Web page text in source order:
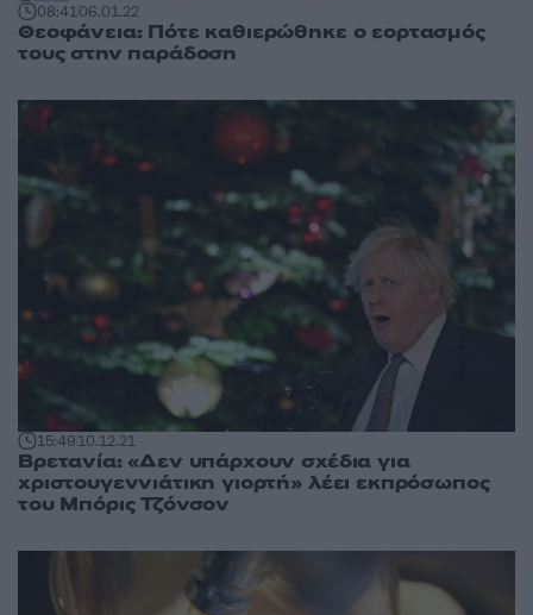
08:4106.01.22
Θεοφάνεια: Πότε καθιερώθηκε ο εορτασμός
τους στην παράδοση
15:4910.12.21
Βρετανία: «Δεν υπάρχουν σχέδια για
χριστουγεννιάτικη γιορτή» λέει εκπρόσωπος
του Μπόρις Τζόνσον